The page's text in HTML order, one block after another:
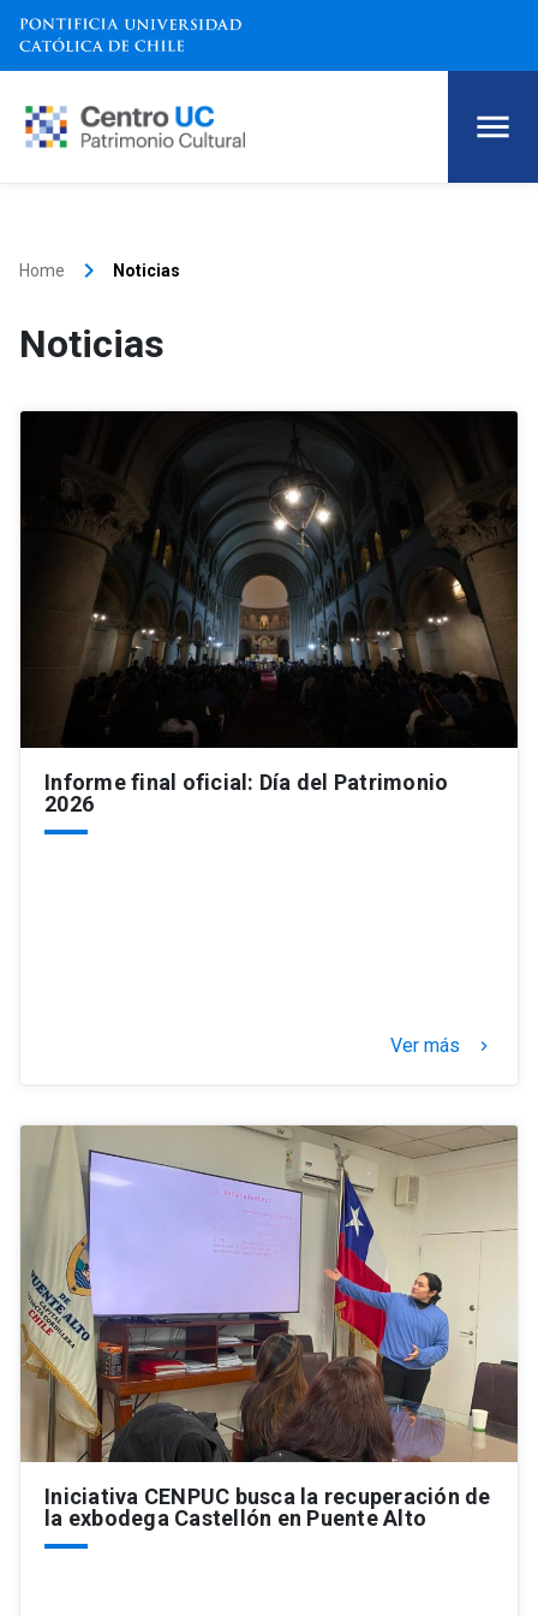
Home keyboard_arrow_right Noticias
Noticias
Informe final oficial: Día del Patrimonio
2026
Ver más keyboard_arrow_right
Iniciativa CENPUC busca la recuperación de
la exbodega Castellón en Puente Alto